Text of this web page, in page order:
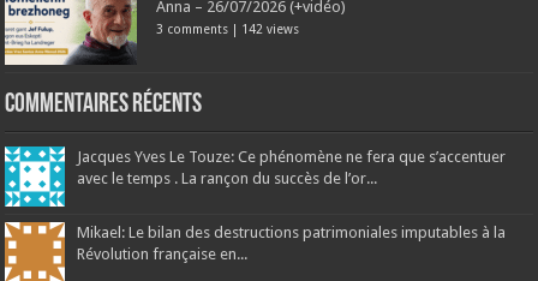
Anna – 26/07/2026 (+vidéo)
3 comments | 142 views
Commentaires récents
Jacques Yves Le Touze: Ce phénomène ne fera que s’accentuer
avec le temps . La rançon du succès de l’or...
Mikael: Le bilan des destructions patrimoniales imputables à la
Révolution française en...